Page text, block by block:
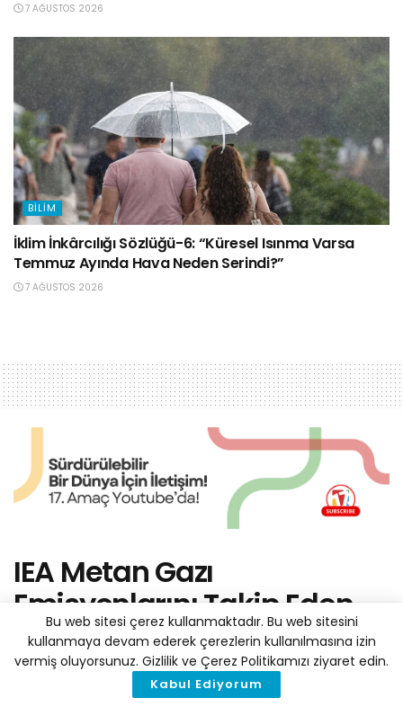
7 AĞUSTOS 2026
BILIM
İklim İnkârcılığı Sözlüğü-6: “Küresel Isınma Varsa
Temmuz Ayında Hava Neden Serindi?”
7 AĞUSTOS 2026
IEA Metan Gazı
Emisyonlarını Takip Eden
Çevrimiçi Aracı Tanıttı
Haber Merkezi
1 Ağustos 2019
Reading Time: 2 mins read
Bu web sitesi çerez kullanmaktadır. Bu web sitesini
kullanmaya devam ederek çerezlerin kullanılmasına izin
vermiş oluyorsunuz. Gizlilik ve Çerez Politikamızı ziyaret edin.
Kabul Ediyorum